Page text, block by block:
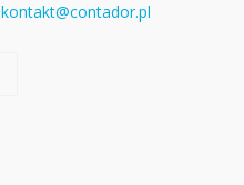
kontakt@contador.pl